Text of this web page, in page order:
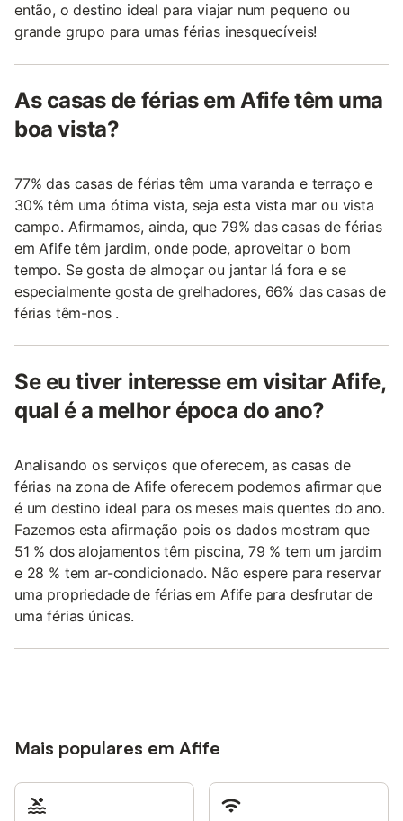
então, o destino ideal para viajar num pequeno ou
grande grupo para umas férias inesquecíveis!
As casas de férias em Afife têm uma
boa vista?
77% das casas de férias têm uma varanda e terraço e
30% têm uma ótima vista, seja esta vista mar ou vista
campo. Afirmamos, ainda, que 79% das casas de férias
em Afife têm jardim, onde pode, aproveitar o bom
tempo. Se gosta de almoçar ou jantar lá fora e se
especialmente gosta de grelhadores, 66% das casas de
férias têm-nos .
Se eu tiver interesse em visitar Afife,
qual é a melhor época do ano?
Analisando os serviços que oferecem, as casas de
férias na zona de Afife oferecem podemos afirmar que
é um destino ideal para os meses mais quentes do ano.
Fazemos esta afirmação pois os dados mostram que
51 % dos alojamentos têm piscina, 79 % tem um jardim
e 28 % tem ar-condicionado. Não espere para reservar
uma propriedade de férias em Afife para desfrutar de
uma férias únicas.
Mais populares em Afife